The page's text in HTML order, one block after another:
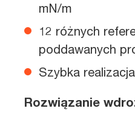
mN/m
12 różnych
poddawanych
Szybka
Rozwiązanie